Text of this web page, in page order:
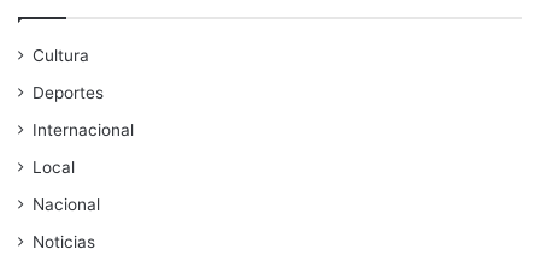
Cultura
Deportes
Internacional
Local
Nacional
Noticias